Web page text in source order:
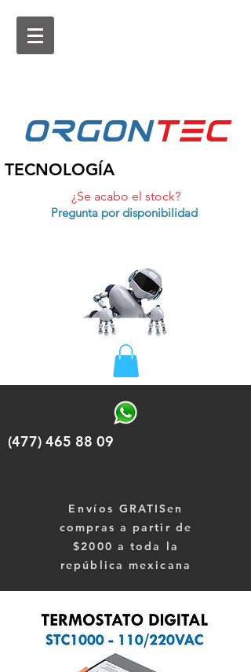
ORGONtEc
TECNOLOGÍA
¿Se acabo el stock?
Pregunta por disponibilidad
(477) 465 88 09
Envíos GRATISen
compras a partir de
$2000 a toda la
república mexicana